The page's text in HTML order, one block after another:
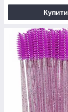
Купити